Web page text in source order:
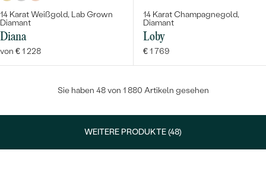
14 Karat Weißgold, Lab Grown
Diamant
Diana
von € 1 228
14 Karat Champagnegold,
Diamant
Loby
€ 1 769
Sie haben 48 von 1 880 Artikeln gesehen
WEITERE PRODUKTE (48)